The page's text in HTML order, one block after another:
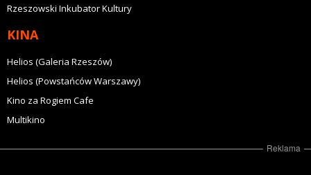
Rzeszowski Inkubator Kultury
KINA
Helios (Galeria Rzeszów)
Helios (Powstańców Warszawy)
Kino za Rogiem Cafe
Multikino
Reklama